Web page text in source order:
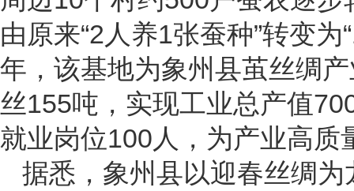
由原来“2人养1张蚕种”转变
年，该基地为象州县茧丝绸
丝155吨，实现工业总产值
就业岗位100人，为产业高质
据悉，象州县以迎春丝绸